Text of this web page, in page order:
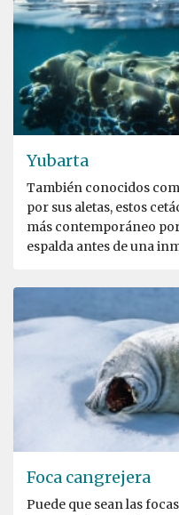
Yubarta
También conocidos
por sus aletas, estos
más contemporáneo
espalda antes de una
Foca cangrejera
Puede que sean las